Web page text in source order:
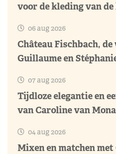
voor de kleding van
06 aug 2026
Château Fischbach,
Guillaume en
07 aug 2026
Tijdloze elegantie en
van Caroline van
04 aug 2026
Mixen en matchen met